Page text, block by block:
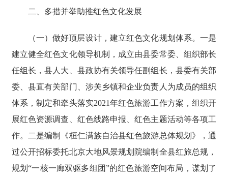
二、多措并举助推红色文化发展
（一）做好顶层设计，建立红色文化规划体系。一是
建立健全红色文化领导机制，成立由县委常委、组织部长
任组长，县人大、县政协有关领导任副组长，县委有关部
委、县直有关部门、涉关乡镇和企业负责人为成员的组织
体系，制定和牵头落实2021年红色旅游工作方案，组织开
展红色资源调查、红色线路申报、红色主题活动等各项工
作。二是编制《桓仁满族自治县红色旅游总体规划》，通
过公开招标委托北京大地风景规划院编制全县红旅总规，
规划“一核一廊双驱多组团”的红色旅游空间布局，谋划了